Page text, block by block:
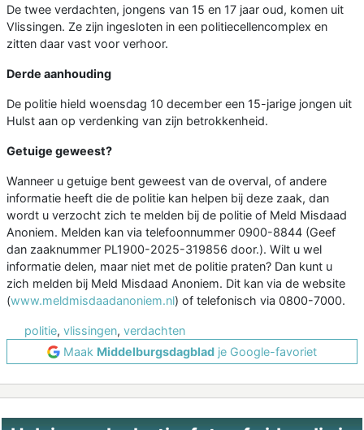
De twee verdachten, jongens van 15 en 17 jaar oud, komen uit
Vlissingen. Ze zijn ingesloten in een politiecellencomplex en
zitten daar vast voor verhoor.
Derde aanhouding
De politie hield woensdag 10 december een 15-jarige jongen uit
Hulst aan op verdenking van zijn betrokkenheid.
Getuige geweest?
Wanneer u getuige bent geweest van de overval, of andere
informatie heeft die de politie kan helpen bij deze zaak, dan
wordt u verzocht zich te melden bij de politie of Meld Misdaad
Anoniem. Melden kan via telefoonnummer 0900-8844 (Geef
dan zaaknummer PL1900-2025-319856 door.). Wilt u wel
informatie delen, maar niet met de politie praten? Dan kunt u
zich melden bij Meld Misdaad Anoniem. Dit kan via de website
(www.meldmisdaadanoniem.nl) of telefonisch via 0800-7000.
politie, vlissingen, verdachten
Maak Middelburgsdagblad je Google-favoriet